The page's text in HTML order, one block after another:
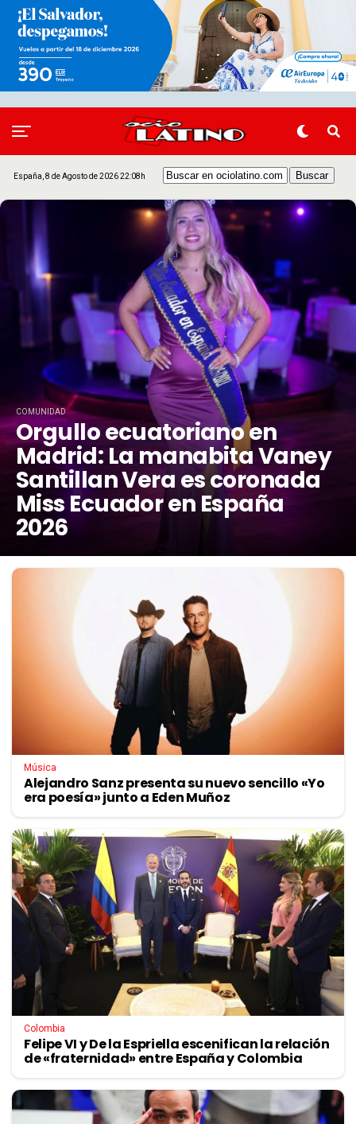
España, 8 de Agosto de 2026 22:08h
COMUNIDAD
Orgullo ecuatoriano en
Madrid: La manabita Vaney
Santillan Vera es coronada
Miss Ecuador en España
2026
Música
Alejandro Sanz presenta su nuevo sencillo «Yo
era poesía» junto a Eden Muñoz
Colombia
Felipe VI y De la Espriella escenifican la relación
de «fraternidad» entre España y Colombia